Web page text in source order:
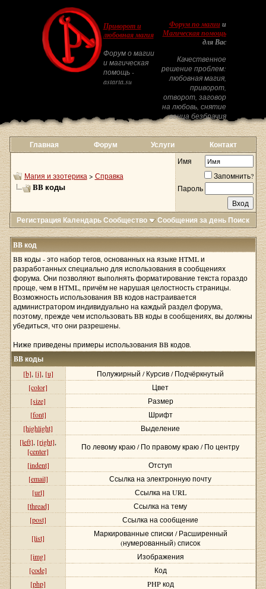
Приворот и
любовная магия
Форум о магии
и магическая
помощь -
astarta.su
Форум по магиии
Магическая помощь
для Вас
Качественное
решение проблем:
любовная магия,
приворот,
отворот, заговор
на любовь, снятие
венца безбрачия
Главная Форум Услуги Контакт
Магия и эзотерика > Справка
BB коды
Имя
Запомнить?
Пароль
Регистрация КалендарьСообщество Сообщения за день Поиск
BB код
BB коды - это набор тегов, основанных на языке HTML и
разработанных специально для использования в сообщениях
форума. Они позволяют выполнять форматирование текста гораздо
проще, чем в HTML, причём не нарушая целостность страницы.
Возможность использования BB кодов настраивается
администратором индивидуально на каждый раздел форума,
поэтому, прежде чем использовать BB коды в сообщениях, вы должны
убедиться, что они разрешены.
Ниже приведены примеры использования BB кодов.
BB коды
[b], [i], [u]
Полужирный / Курсив / Подчёркнутый
[color]
Цвет
[size]
Размер
[font]
Шрифт
[highlight]
Выделение
[left], [right],
[center]
По левому краю / По правому краю / По центру
[indent]
Отступ
[email]
Ссылка на электронную почту
[url]
Ссылка на URL
[thread]
Ссылка на тему
[post]
Ссылка на сообщение
[list]
Маркированные списки / Расширенный
(нумерованный) список
[img]
Изображения
[code]
Код
[php]
PHP код